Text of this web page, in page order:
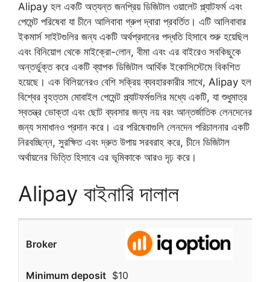
Alipay হল একটি অত্যন্ত জনপ্রিয় ডিজিটাল ওয়ালেট প্ল্যাটফর্ম এবং
পেমেন্ট পরিষেবা যা চীনে আলিবাবা গ্রুপ দ্বারা প্রবর্তিত। এটি আলিবাবার
ইকমার্স সাইটগুলির জন্য একটি অর্থপ্রদানের পদ্ধতি হিসাবে শুরু হয়েছিল
এবং বিনিয়োগ থেকে মাইক্রো-লোন, বীমা এবং এর বাইরেও সবকিছুকে
অন্তর্ভুক্ত করে একটি ব্যাপক ডিজিটাল আর্থিক ইকোসিস্টেমে বিকশিত
হয়েছে। এক বিলিয়নেরও বেশি সক্রিয় ব্যবহারকারীর সাথে, Alipay হল
বিশ্বের বৃহত্তম মোবাইল পেমেন্ট প্ল্যাটফর্মগুলির মধ্যে একটি, যা শুধুমাত্র
স্বতন্ত্র ভোক্তা এবং ছোট ব্যবসার জন্য নয় বরং আন্তর্জাতিক লেনদেনের
জন্য সমাধানও প্রদান করে। এর পরিষেবাগুলি লেনদেন পরিচালনার একটি
নিরবচ্ছিন্ন, সুরক্ষিত এবং দ্রুত উপায় সরবরাহ করে, চীনে ডিজিটাল
অর্থায়নের ভিত্তি হিসাবে এর ভূমিকাকে আরও দৃঢ় করে।
Alipay বাইনারি দালাল
$10